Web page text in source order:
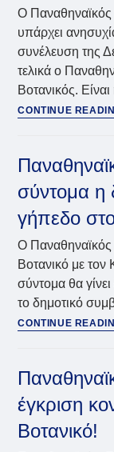
Ο Παναθηναϊκός
υπάρχει
συνέλευση της
τελικά ο
Βοτανικός.
CONTINUE
σύντομα η
γήπεδο
Ο Παναθηναϊκός
Βοτανικό με
σύντομα θα
το δημοτικό
CONTINUE
έγκριση
Βοτανικό!